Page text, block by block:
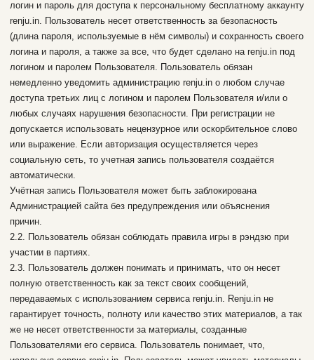
логин и пароль для доступа к персональному бесплатному аккаунту
renju.in. Пользователь несет ответственность за безопасность
(длина пароля, используемые в нём символы) и сохранность своего
логина и пароля, а также за все, что будет сделано на renju.in под
логином и паролем Пользователя. Пользователь обязан
немедленно уведомить администрацию renju.in о любом случае
доступа третьих лиц с логином и паролем Пользователя и/или о
любых случаях нарушения безопасности. При регистрации не
допускается использовать нецензурное или оскорбительное слово
или выражение. Если авторизация осуществляется через
социальную сеть, то учетная запись пользователя создаётся
автоматически.
Учётная запись Пользователя может быть заблокирована
Администрацией сайта без предупреждения или объяснения
причин.
2.2. Пользователь обязан соблюдать правила игры в рэндзю при
участии в партиях.
2.3. Пользователь должен понимать и принимать, что он несет
полную ответственность как за текст своих сообщений,
передаваемых с использованием сервиса renju.in. Renju.in не
гарантирует точность, полноту или качество этих материалов, а так
же не несет ответственности за материалы, созданные
Пользователями его сервиса. Пользователь понимает, что,